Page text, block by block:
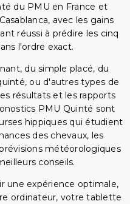
du PMU en France et
avec les gains
réussi à prédire les cinq
l'ordre exact.
du simple placé, du
ou d'autres types de
résultats et les rapports
PMU Quinté sont
hippiques qui étudient
des chevaux, les
météorologiques
conseils.
une expérience optimale,
ordinateur, votre tablette